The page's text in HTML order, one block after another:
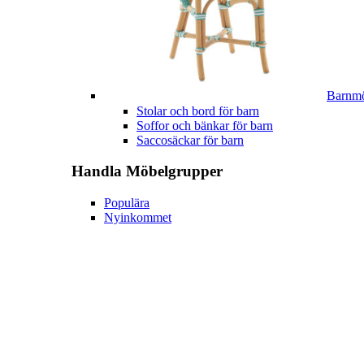
Stolar och bord för barn
Soffor och bänkar för barn
Saccosäckar för barn
Handla Möbelgrupper
Populära
Nyinkommet